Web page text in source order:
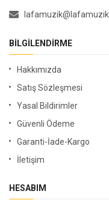
BILGILENDIRME
Hakkımızda
Satış Sözleşmesi
Yasal Bildirimler
Güvenli Ödeme
Garanti-İade-Kargo
İletişim
HESABIM